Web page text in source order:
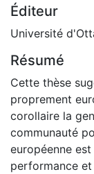
Éditeur
Université
Résumé
Cette thèse
proprement
corollaire la
communauté
européenne
performance et